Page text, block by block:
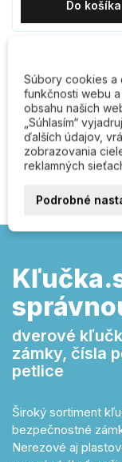
Do košíka
Komentáre
dverové
zámky, čísla
petlice
Široký sortiment
bezpečnostné
Nerezové aj
Súbory cookies a
funkčnosti webu a
obsahu našich
„Súhlasím“
ďalších údajov,
zobrazovania
reklamných
Podrobné